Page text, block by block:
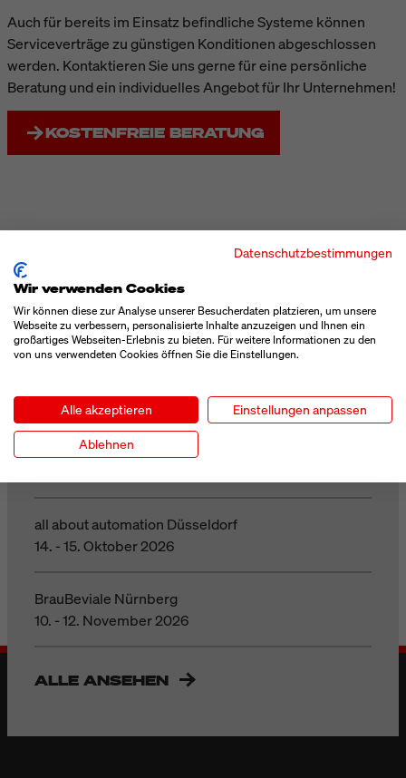
Auch für bereits im Einsatz befindliche Systeme können
Serviceverträge zu günstigen Konditionen abgeschlossen
werden. Kontaktieren Sie uns gerne für eine persönliche
Beratung und ein individuelles Angebot für Ihr Unternehmen!
KOSTENFREIE BERATUNG
MESSEN / VERANSTALTUNGEN
23. - 24. September 2026
Motek Stuttgart
all about automation Düsseldorf
14. - 15. Oktober 2026
BrauBeviale Nürnberg
10. - 12. November 2026
ALLE ANSEHEN
Datenschutzbestimmungen
Wir verwenden Cookies
Wir können diese zur Analyse unserer Besucherdaten platzieren, um unsere
Webseite zu verbessern, personalisierte Inhalte anzuzeigen und Ihnen ein
großartiges Webseiten-Erlebnis zu bieten. Für weitere Informationen zu den
von uns verwendeten Cookies öffnen Sie die Einstellungen.
Alle akzeptieren Einstellungen anpassen
Ablehnen